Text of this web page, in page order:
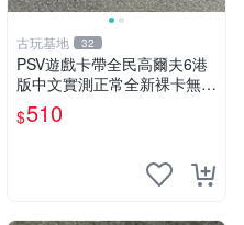
古玩基地 32
PSV遊戲卡帶全民高爾夫6港
版中文實測正常全新裸卡無保
售不退換單次購兩張以上再享
優惠 全民高爾夫6 PSV 港版
$510